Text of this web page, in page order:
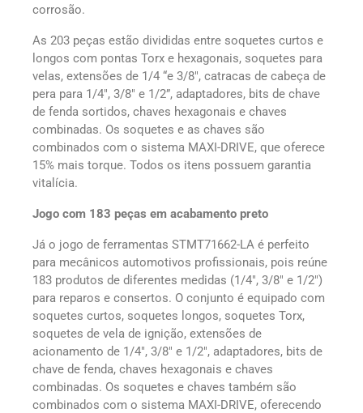
corrosão.
As 203 peças estão divididas entre soquetes curtos e
longos com pontas Torx e hexagonais, soquetes para
velas, extensões de 1/4 “e 3/8″, catracas de cabeça de
pera para 1/4″, 3/8″ e 1/2”, adaptadores, bits de chave
de fenda sortidos, chaves hexagonais e chaves
combinadas. Os soquetes e as chaves são
combinados com o sistema MAXI-DRIVE, que oferece
15% mais torque. Todos os itens possuem garantia
vitalícia.
Jogo com 183 peças em acabamento preto
Já o jogo de ferramentas STMT71662-LA é perfeito
para mecânicos automotivos profissionais, pois reúne
183 produtos de diferentes medidas (1/4″, 3/8″ e 1/2″)
para reparos e consertos. O conjunto é equipado com
soquetes curtos, soquetes longos, soquetes Torx,
soquetes de vela de ignição, extensões de
acionamento de 1/4″, 3/8″ e 1/2″, adaptadores, bits de
chave de fenda, chaves hexagonais e chaves
combinadas. Os soquetes e chaves também são
combinados com o sistema MAXI-DRIVE, oferecendo